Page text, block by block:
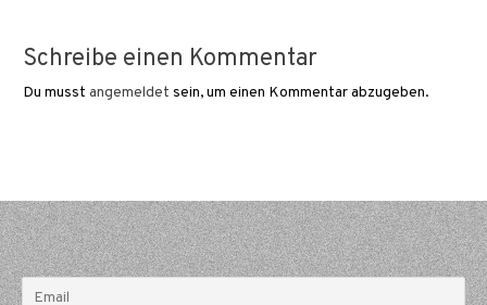
Schreibe einen Kommentar
Du musstangemeldet sein, um einen Kommentar abzugeben.